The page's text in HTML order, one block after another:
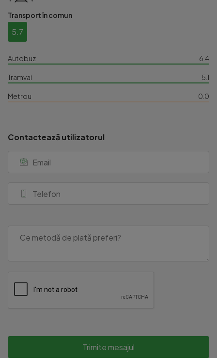
Transport în comun
5.7
Autobuz 6.4
Tramvai 5.1
Metrou 0.0
Contactează utilizatorul
Trimite mesajul